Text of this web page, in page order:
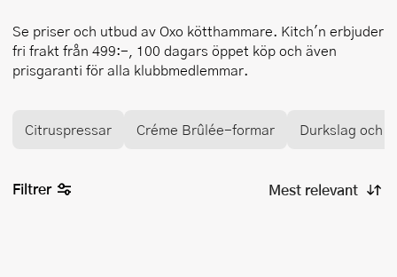
Se priser och utbud avOxo kötthammare. Kitch'n erbjuder
fri frakt från 499:-, 100 dagars öppet köp och även
prisgaranti för alla klubbmedlemmar.
Citruspressar Créme Brûlée-formar Durkslag och
Filtrer